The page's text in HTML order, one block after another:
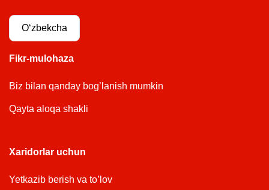
Oʻzbekcha
Fikr-mulohaza
Biz bilan qanday bog’lanish mumkin
Qayta aloqa shakli
Xaridorlar uchun
Yetkazib berish va to’lov